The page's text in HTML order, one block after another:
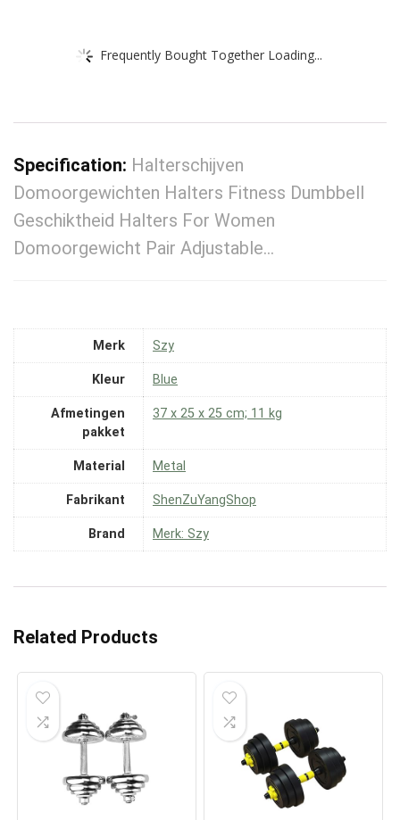
Frequently Bought Together Loading...
Specification: Halterschijven
Domoorgewichten Halters Fitness Dumbbell
Geschiktheid Halters For Women
Domoorgewicht Pair Adjustable…
Merk ‎Szy
Kleur ‎Blue
Afmetingen
pakket
‎37 x 25 x 25 cm; 11 kg
Material ‎Metal
Fabrikant ‎ShenZuYangShop
Brand Merk: Szy
Related Products